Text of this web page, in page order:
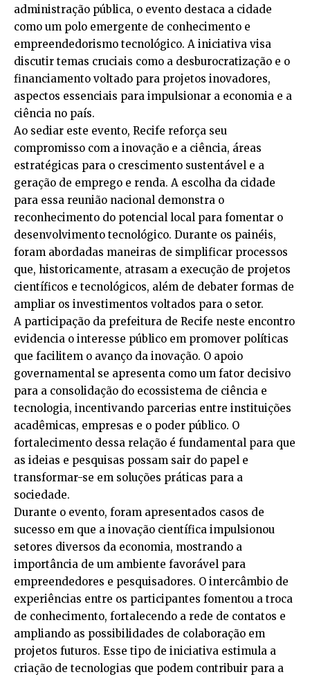
administração pública, o evento destaca a cidade
como um polo emergente de conhecimento e
empreendedorismo tecnológico. A iniciativa visa
discutir temas cruciais como a desburocratização e o
financiamento voltado para projetos inovadores,
aspectos essenciais para impulsionar a economia e a
ciência no país.
Ao sediar este evento, Recife reforça seu
compromisso com a inovação e a ciência, áreas
estratégicas para o crescimento sustentável e a
geração de emprego e renda. A escolha da cidade
para essa reunião nacional demonstra o
reconhecimento do potencial local para fomentar o
desenvolvimento tecnológico. Durante os painéis,
foram abordadas maneiras de simplificar processos
que, historicamente, atrasam a execução de projetos
científicos e tecnológicos, além de debater formas de
ampliar os investimentos voltados para o setor.
A participação da prefeitura de Recife neste encontro
evidencia o interesse público em promover políticas
que facilitem o avanço da inovação. O apoio
governamental se apresenta como um fator decisivo
para a consolidação do ecossistema de ciência e
tecnologia, incentivando parcerias entre instituições
acadêmicas, empresas e o poder público. O
fortalecimento dessa relação é fundamental para que
as ideias e pesquisas possam sair do papel e
transformar-se em soluções práticas para a
sociedade.
Durante o evento, foram apresentados casos de
sucesso em que a inovação científica impulsionou
setores diversos da economia, mostrando a
importância de um ambiente favorável para
empreendedores e pesquisadores. O intercâmbio de
experiências entre os participantes fomentou a troca
de conhecimento, fortalecendo a rede de contatos e
ampliando as possibilidades de colaboração em
projetos futuros. Esse tipo de iniciativa estimula a
criação de tecnologias que podem contribuir para a